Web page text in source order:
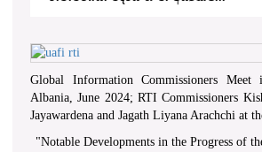
Global Information Commissioners Meet
Albania, June 2024; RTI Commissioners
Jayawardena and Jagath Liyana Arachchi at
"Notable Developments in the Progress of